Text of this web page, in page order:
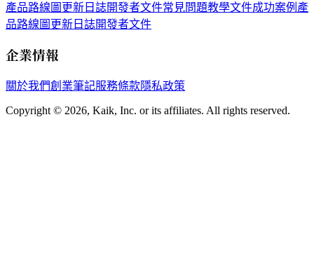
產品路線圖 更新日誌開發者文件常見問題教學文件成功案例 產
品路線圖 更新日誌開發者文件
企業情報
關於我們創業筆記服務條款隱私政策
Copyright © 2026, Kaik, Inc. or its affiliates. All rights reserved.